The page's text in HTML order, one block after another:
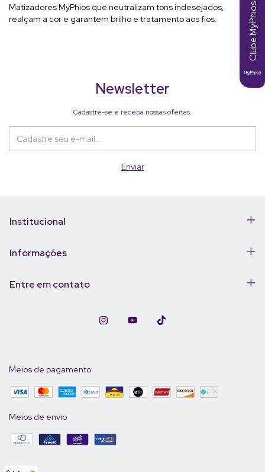
Matizadores MyPhios que neutralizam tons indesejados,
realçam a cor e garantem brilho e tratamento aos fios.
Newsletter
Cadastre-se e receba nossas ofertas.
Institucional
Informações
Entre em contato
Meios de pagamento
Meios de envio
Clube MyPhios